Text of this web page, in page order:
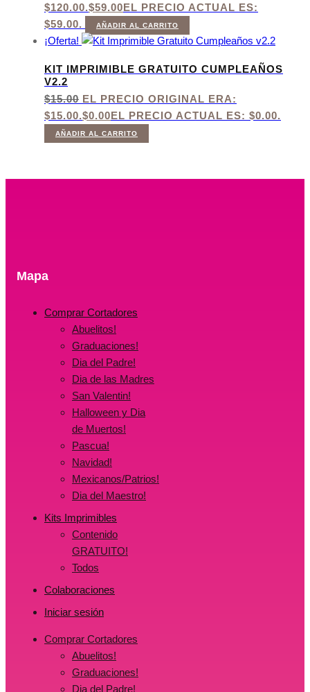
$120.00.$59.00EL PRECIO ACTUAL ES:
$59.00.
AÑADIR AL CARRITO
¡Oferta!
KIT IMPRIMIBLE GRATUITO CUMPLEAÑOS
V2.2
$15.00 EL PRECIO ORIGINAL ERA:
$15.00.$0.00EL PRECIO ACTUAL ES: $0.00.
AÑADIR AL CARRITO
Mapa
Comprar Cortadores
Abuelitos!
Graduaciones!
Dia del Padre!
Dia de las Madres
San Valentin!
Halloween y Dia
de Muertos!
Pascua!
Navidad!
Mexicanos/Patrios!
Dia del Maestro!
Kits Imprimibles
Contenido
GRATUITO!
Todos
Colaboraciones
Iniciar sesión
Comprar Cortadores
Abuelitos!
Graduaciones!
Dia del Padre!